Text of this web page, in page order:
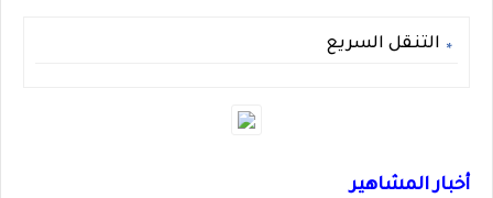
التنقل السريع
أخبار المشاهير